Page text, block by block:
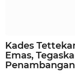
Kades
Emas,
Penambangan